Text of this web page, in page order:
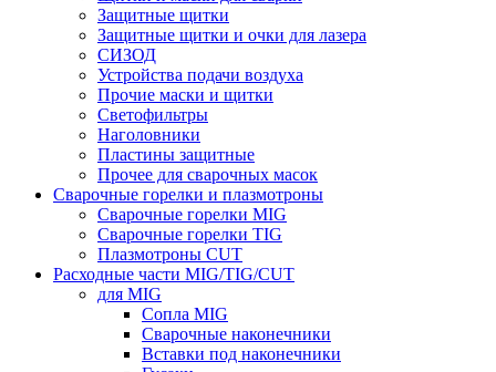
Защитные щитки
Защитные щитки и очки для лазера
СИЗОД
Устройства подачи воздуха
Прочие маски и щитки
Светофильтры
Наголовники
Пластины защитные
Прочее для сварочных масок
Сварочные горелки и плазмотроны
Сварочные горелки MIG
Сварочные горелки TIG
Плазмотроны CUT
Расходные части MIG/TIG/CUT
для MIG
Сопла MIG
Сварочные наконечники
Вставки под наконечники